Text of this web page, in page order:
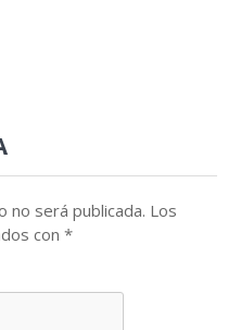
no será publicada. Los
con *